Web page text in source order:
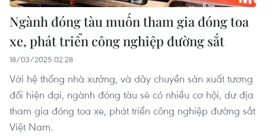
Ngành đóng tàu muốn tham gia đóng toa
xe, phát triển công nghiệp đường sắt
18/03/2025 02:28
Với hệ thống nhà xưởng, và dây chuyền sản xuất tương
đối hiện đại, ngành đóng tàu sẽ có nhiều cơ hội, dư địa
tham gia đóng toa xe, phát triển công nghiệp đường sắt
Việt Nam.